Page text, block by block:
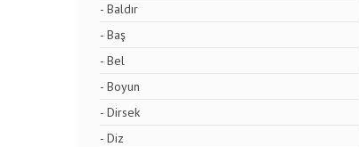
- Baldır
- Baş
- Bel
- Boyun
- Dirsek
- Diz